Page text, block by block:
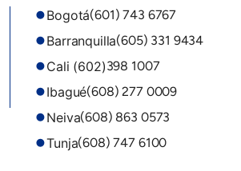
Bogotá(601) 743 6767
Barranquilla(605) 331 9434
Cali (602)398 1007
Ibagué(608) 277 0009
Neiva(608) 863 0573
Tunja(608) 747 6100